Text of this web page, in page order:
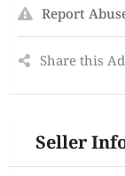
Report
Share this
Seller